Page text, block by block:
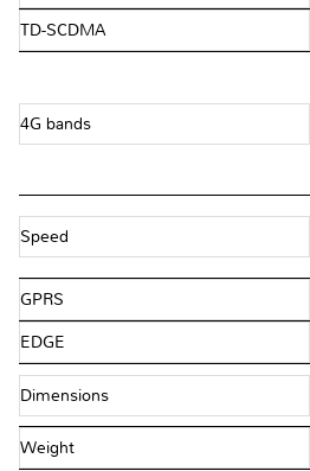
TD-SCDMA
4G bands
Speed
GPRS
EDGE
Dimensions
Weight